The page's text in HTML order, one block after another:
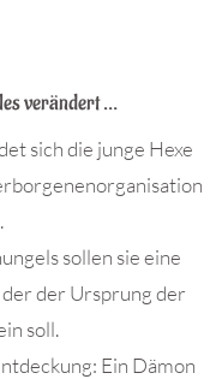
verändert …
sich die junge Hexe
sollen sie eine
der Ursprung der
soll.
Ein Dämon